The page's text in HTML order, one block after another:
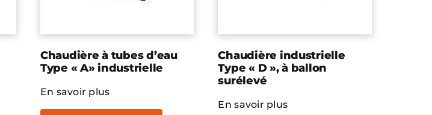
Chaudière à tubes d’eau
Type « A» industrielle
En savoir plus
Chaudière industrielle
Type « D », à ballon
surélevé
En savoir plus